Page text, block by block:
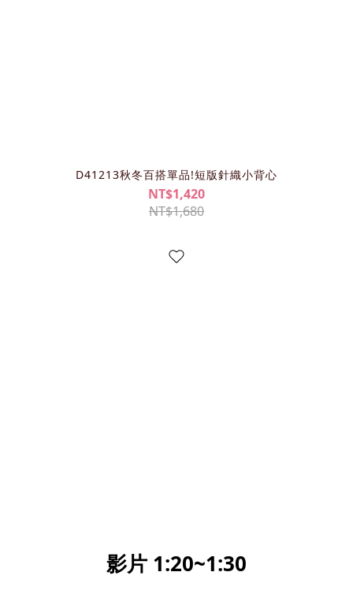
D41213秋冬百搭單品!短版針織小背心
NT$1,420
NT$1,680
影片 1:20~1:30